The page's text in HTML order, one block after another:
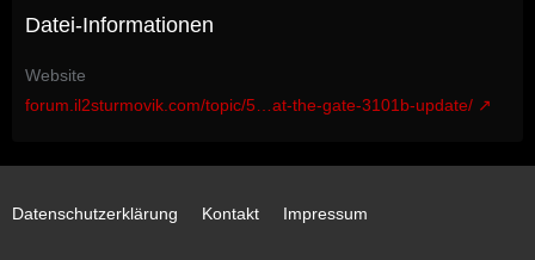
Datei-Informationen
Website
forum.il2sturmovik.com/topic/5…at-the-gate-3101b-update/
Datenschutzerklärung Kontakt Impressum